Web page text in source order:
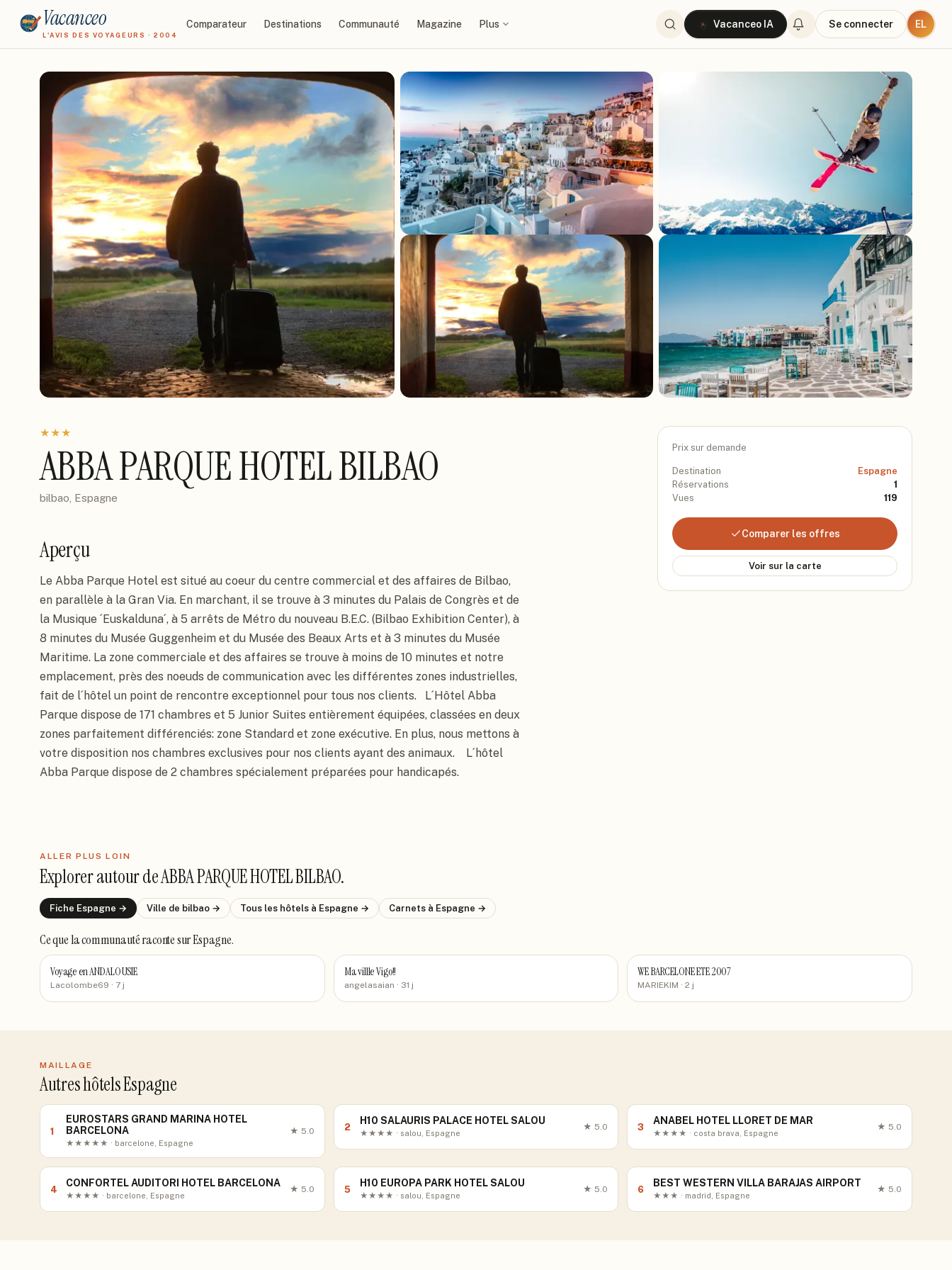
Vacanceo
L'AVIS DES VOYAGEURS · 2004
Comparateur Destinations Communauté Magazine Plus Vacanceo IA Se connecter EL
★★★
ABBA PARQUE HOTEL BILBAO
bilbao, Espagne
Aperçu
Le Abba Parque Hotel est situé au coeur du centre commercial et des affaires de Bilbao,
en parallèle à la Gran Via. En marchant, il se trouve à 3 minutes du Palais de Congrès et de
la Musique ´Euskalduna´, à 5 arrêts de Métro du nouveau B.E.C. (Bilbao Exhibition Center), à
8 minutes du Musée Guggenheim et du Musée des Beaux Arts et à 3 minutes du Musée
Maritime. La zone commerciale et des affaires se trouve à moins de 10 minutes et notre
emplacement, près des noeuds de communication avec les différentes zones industrielles,
fait de l´hôtel un point de rencontre exceptionnel pour tous nos clients.   L´Hôtel Abba
Parque dispose de 171 chambres et 5 Junior Suites entièrement équipées, classées en deux
zones parfaitement différenciés: zone Standard et zone exécutive. En plus, nous mettons à
votre disposition nos chambres exclusives pour nos clients ayant des animaux.    L´hôtel
Abba Parque dispose de 2 chambres spécialement préparées pour handicapés.
Prix sur demande
Destination
Espagne
Réservations
1
Vues
119
Comparer les offres
Voir sur la carte
ALLER PLUS LOIN
Explorer autour deABBA PARQUE HOTEL BILBAO.
Fiche Espagne → Ville de bilbao → Tous les hôtels à Espagne → Carnets à Espagne →
Ce que la communauté racontesur Espagne.
Voyage en ANDALOUSIE
Lacolombe69 · 7 j
Ma villle Vigo!!
angelasaian · 31 j
WE BARCELONE ETE 2007
MARIEKIM · 2 j
MAILLAGE
Autres hôtels Espagne
1
EUROSTARS GRAND MARINA HOTEL
BARCELONA
★★★★★ · barcelone, Espagne
★ 5.0 2
H10 SALAURIS PALACE HOTEL SALOU
★★★★ · salou, Espagne
★ 5.0 3
ANABEL HOTEL LLORET DE MAR
★★★★ · costa brava, Espagne
★ 5.0
4
CONFORTEL AUDITORI HOTEL BARCELONA
★★★★ · barcelone, Espagne
★ 5.0 5
H10 EUROPA PARK HOTEL SALOU
★★★★ · salou, Espagne
★ 5.0 6
BEST WESTERN VILLA BARAJAS AIRPORT
★★★ · madrid, Espagne
★ 5.0